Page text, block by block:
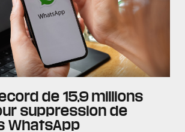
de 15,9 millions
suppression de
WhatsApp